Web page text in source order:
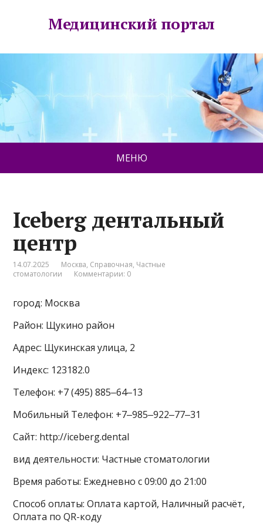
Медицинский портал
МЕНЮ
Iceberg дентальный
центр
14.07.2025 Москва, Справочная, Частные
стоматологии
Комментарии: 0
город: Москва
Район: Щукино район
Адрес: Щукинская улица, 2
Индекс: 123182.0
Телефон: +7 (495) 885‒64‒13
Мобильный Телефон: +7‒985‒922‒77‒31
Сайт: http://iceberg.dental
вид деятельности: Частные стоматологии
Время работы: Ежедневно с 09:00 до 21:00
Способ оплаты: Оплата картой, Наличный расчёт,
Оплата по QR-коду